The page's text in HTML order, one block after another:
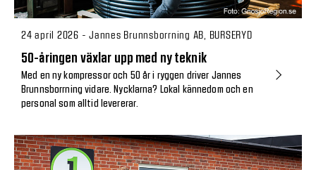
24 april 2026 - Jannes Brunnsborrning AB, BURSERYD
50-åringen växlar upp med ny teknik
Med en ny kompressor och 50 år i ryggen driver Jannes
Brunnsborrning vidare. Nycklarna? Lokal kännedom och en
personal som alltid levererar.